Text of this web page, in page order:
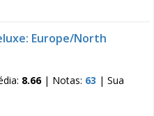
Europe/North
8.66| Notas: 63 | Sua